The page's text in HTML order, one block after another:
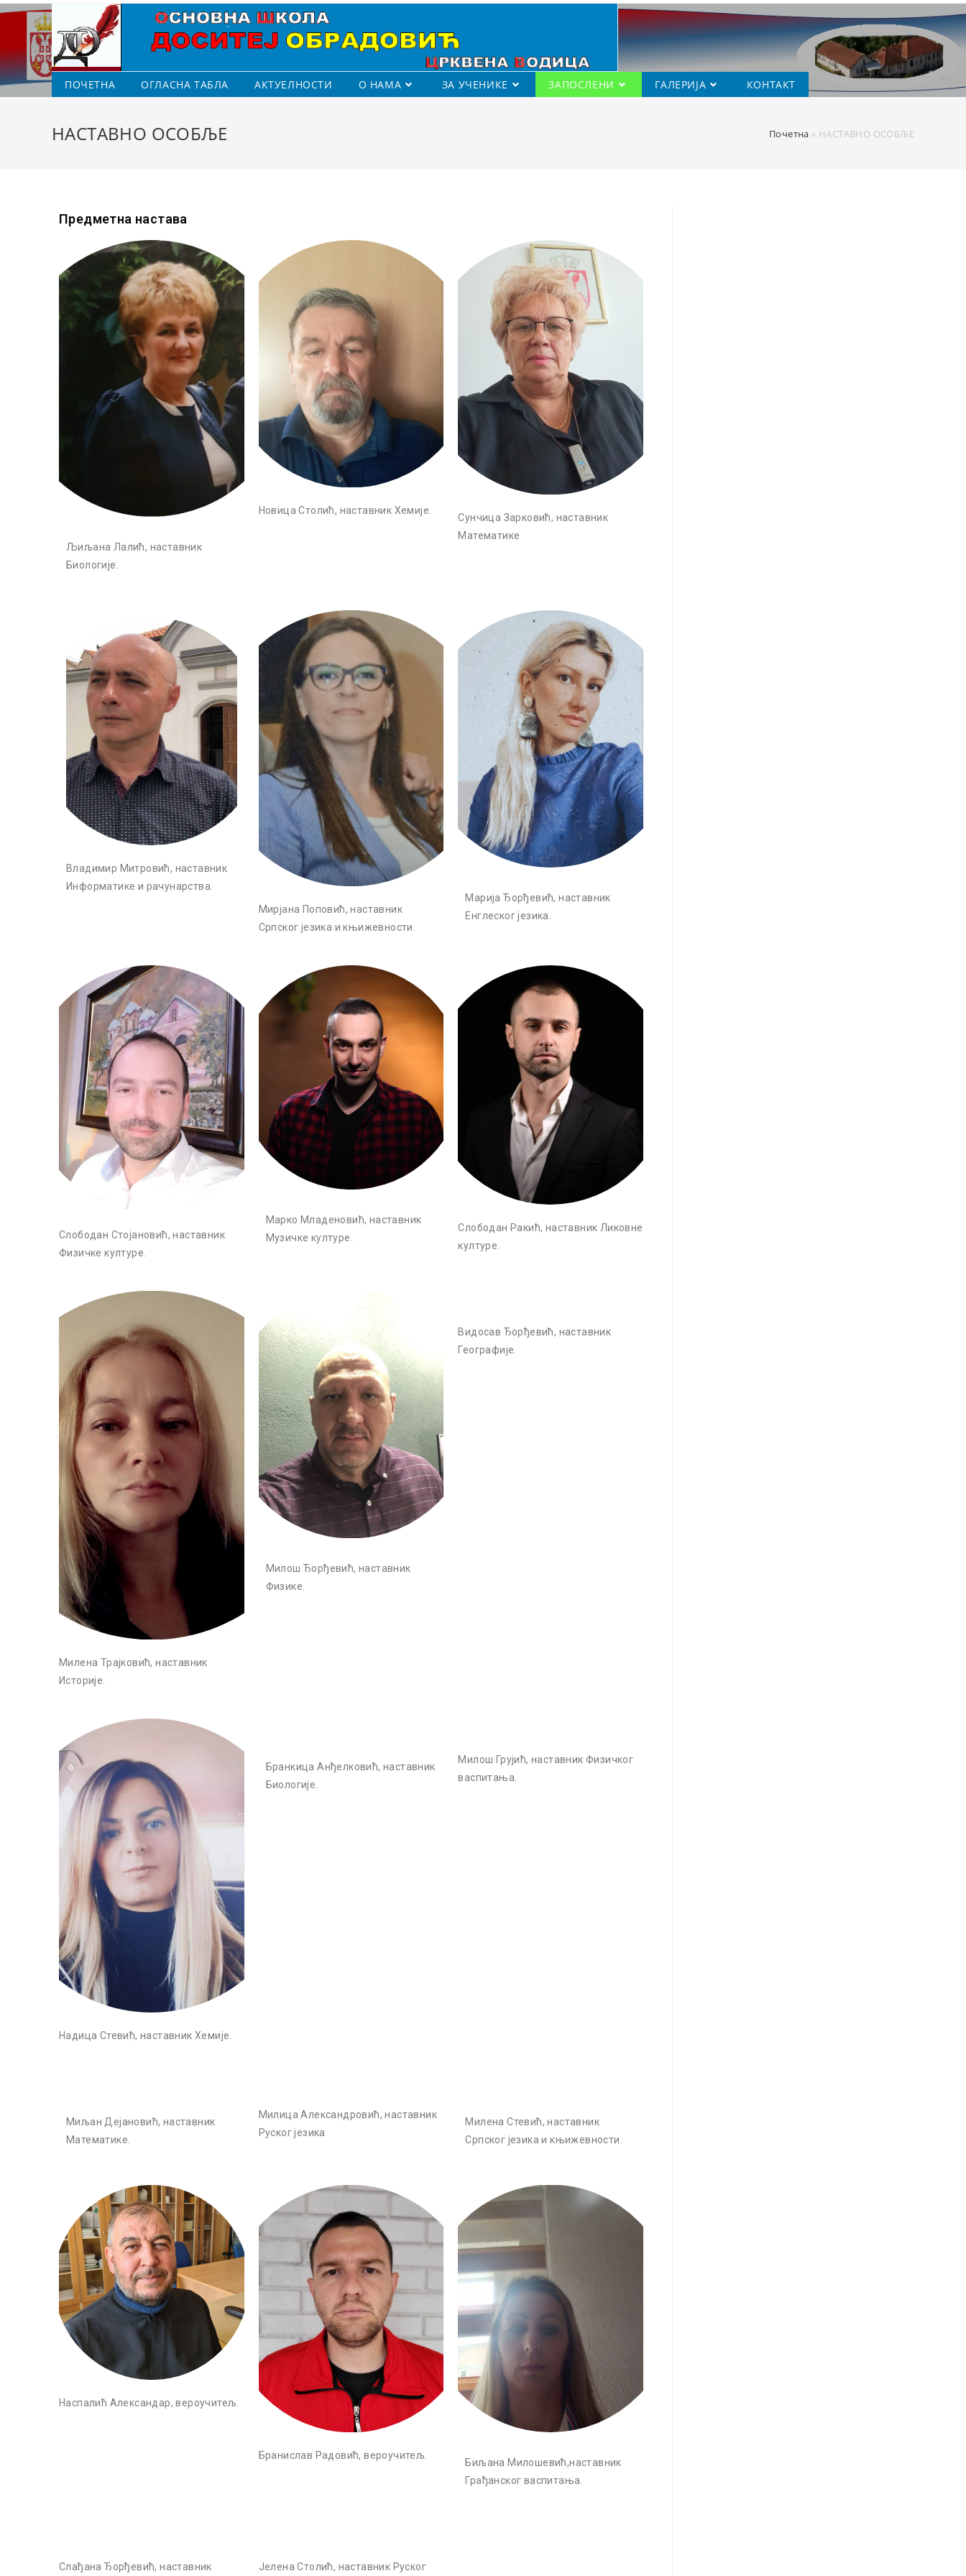
ПОЧЕТНА ОГЛАСНА ТАБЛА АКТУЕЛНОСТИ О НАМА ЗА УЧЕНИКЕ ЗАПОСЛЕНИ ГАЛЕРИЈА КОНТАКТ
НАСТАВНО ОСОБЉЕ Почетна » НАСТАВНО ОСОБЉЕ
Предметна настава
Љиљана Лалић, наставник
Биологије.
Новица Столић, наставник Хемије.
Сунчица Зарковић, наставник
Математике
Владимир Митровић, наставник
Информатике и рачунарства.
Мирјана Поповић, наставник
Српског језика и књижевности.
Марија Ђорђевић, наставник
Енглеског језика.
Слободан Стојановић, наставник
Физичке културе.
Марко Младеновић, наставник
Музичке културе.
Слободан Ракић, наставник Ликовне
културе.
Милена Трајковић, наставник
Историје.
Милош Ђорђевић, наставник
Физике.
Видосав Ђорђевић, наставник
Географије.
Надица Стевић, наставник Хемије.
Бранкица Анђелковић, наставник
Биологије.
Милош Грујић, наставник Физичког
васпитања.
Миљан Дејановић, наставник
Математике.
Милица Александровић, наставник
Руског језика
Милена Стевић, наставник
Српског језика и књижевности.
Наспалић Александар, вероучитељ.
Бранислав Радовић, вероучитељ.
Биљана Милошевић,наставник
Грађанског васпитања.
Слађана Ђорђевић, наставник Јелена Столић, наставник Руског